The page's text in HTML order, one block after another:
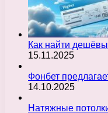
Как найти
15.11.2025
Фонбет
14.10.2025
Натяжные